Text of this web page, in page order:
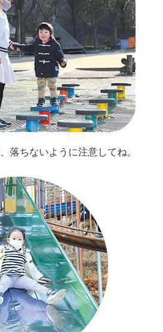
落ちないように注意してね。